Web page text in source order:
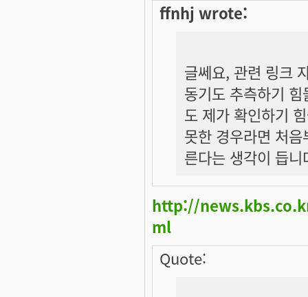
ffnhj wrote:
글쎄요, 관련 링크
동기도 추측하기
도 제가 확인하기
못한 경우라면 처
른다는 생각이 듭니
http://
ml
Quote: